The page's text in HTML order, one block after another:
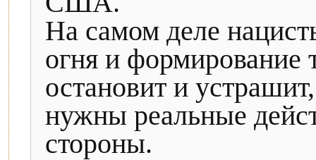
На самом деле
огня и формирование
остановит и
нужны реальные
стороны.